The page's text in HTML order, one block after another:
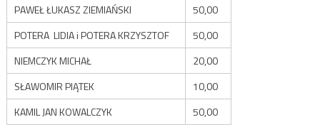
PAWEŁ ŁUKASZ ZIEMIAŃSKI
50,00
POTERA LIDIA i POTERA KRZYSZTOF
50,00
NIEMCZYK MICHAŁ
20,00
SŁAWOMIR PIĄTEK
10,00
KAMIL JAN KOWALCZYK
50,00